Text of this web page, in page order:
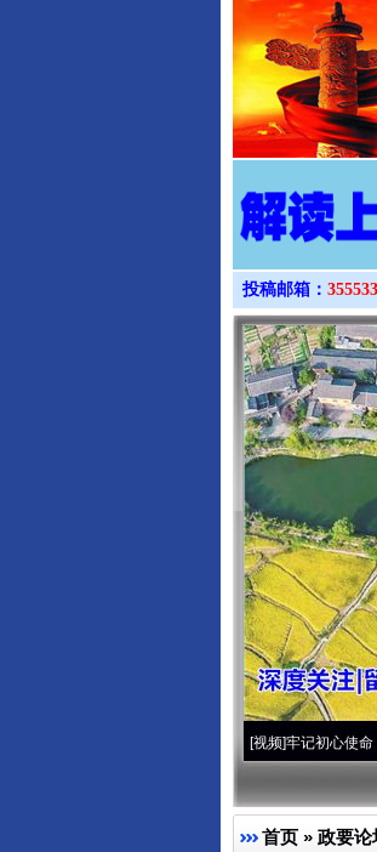
投稿邮箱：
牢记初心使命 奋进复兴征程丨
首页 » 政要论